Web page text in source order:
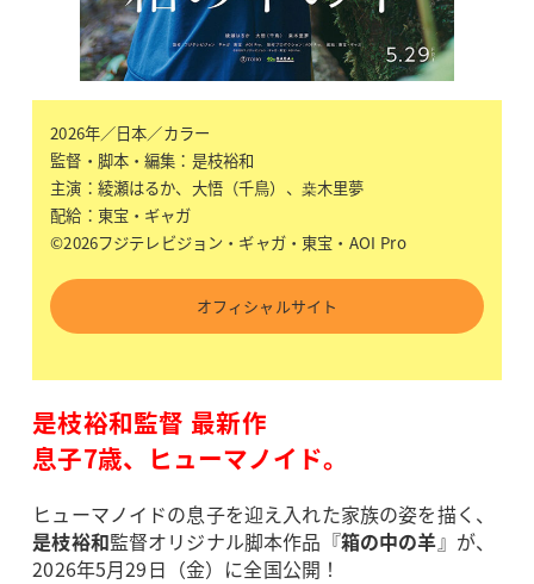
2026年／日本／カラー
監督・脚本・編集：是枝裕和
主演：綾瀬はるか、大悟（千鳥）、桒木里夢
配給：東宝・ギャガ
©2026フジテレビジョン・ギャガ・東宝・AOI Pro
オフィシャルサイト
是枝裕和監督 最新作
息子7歳、ヒューマノイド。
ヒューマノイドの息子を迎え入れた家族の姿を描く、
是枝裕和監督オリジナル脚本作品『箱の中の羊』が、
2026年5月29日（金）に全国公開！